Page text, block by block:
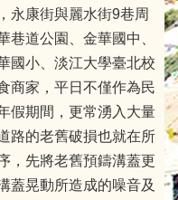
永康街與麗水街9巷周
巷道公園、金華國中、
國小、淡江大學臺北校
商家，平日不僅作為民
假期間，更常湧入大量
路的老舊破損也就在所
，先將老舊預鑄溝蓋更
蓋晃動所造成的噪音及